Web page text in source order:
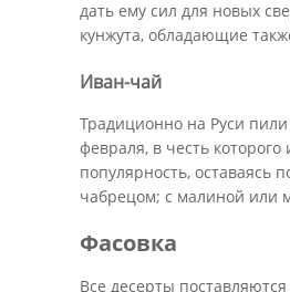
дать ему сил для новых
кунжута, обладающие
Иван-чай
Традиционно на Руси
февраля, в честь
популярность, оставаясь
чабрецом; с малиной или
Фасовка
Все десерты